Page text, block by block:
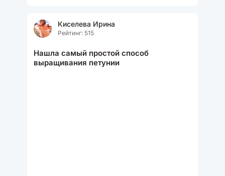
Киселева Ирина
Рейтинг: 515
Нашла самый простой способ
выращивания петунии